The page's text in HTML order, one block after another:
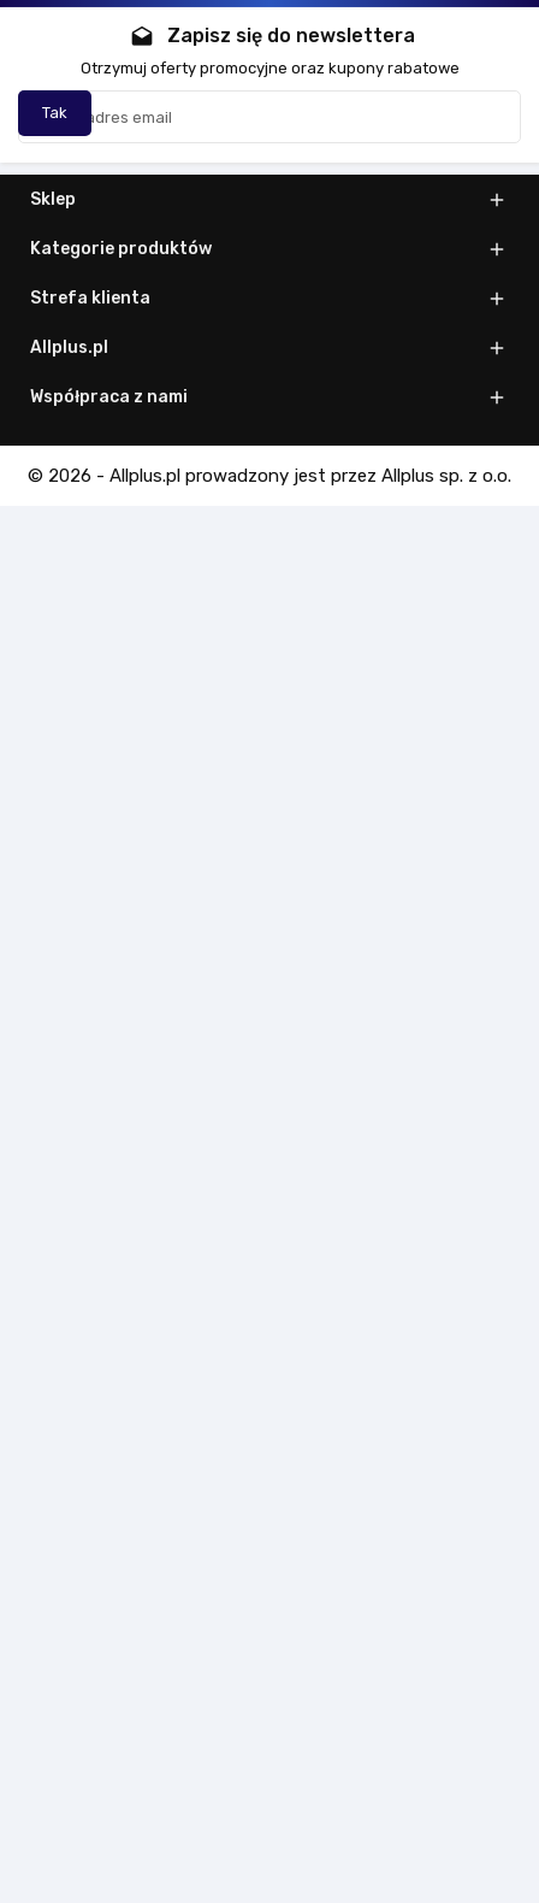
drafts Zapisz się do newslettera
Otrzymuj oferty promocyjne oraz kupony rabatowe
Sklep 
Kategorie produktów 
Strefa klienta 
Allplus.pl 
Współpraca z nami 
© 2026 - Allplus.pl prowadzony jest przez Allplus sp. z o.o.